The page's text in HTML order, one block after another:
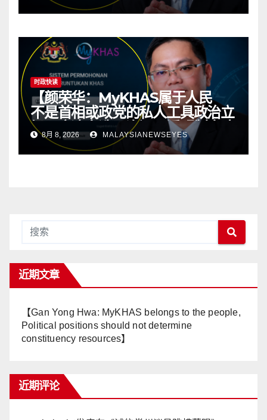
kepada politik yang sihat】
时政快读
【颜荣华：MyKHAS属于人民
不是首相或政党的私人工具政治立
场不应决定选区资源 透明制度才
有健康政治】
8月 8, 2026 MALAYSIANEWSEYES
近期文章
【Gan Yong Hwa: MyKHAS belongs to the people,
Political positions should not determine
constituency resources】
近期评论